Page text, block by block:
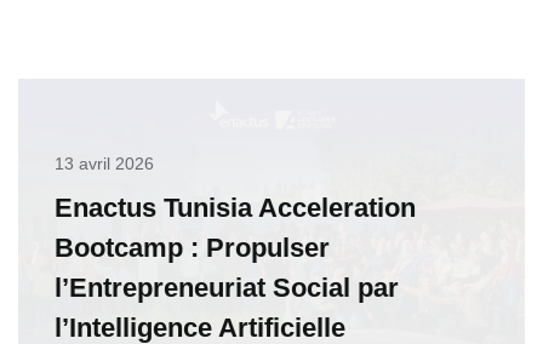
13 avril 2026
Enactus Tunisia Acceleration
Bootcamp : Propulser
l’Entrepreneuriat Social par
l’Intelligence Artificielle